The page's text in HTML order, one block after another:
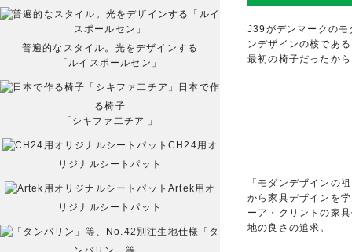
J39がデンマークのモ
ンデザインの核であ
最初の椅子だったか
「モダンデザインの
から家具デザインを
ーア・クリントの家
地の良さの追求。
普遍的なスタイル。光をデザインする
「ルイスポールセン」
日本で作
る椅子
「シキファ二チア 」
CH24用オ
リジナルシートパット
Artek用オ
リジナルシートパット
「タ